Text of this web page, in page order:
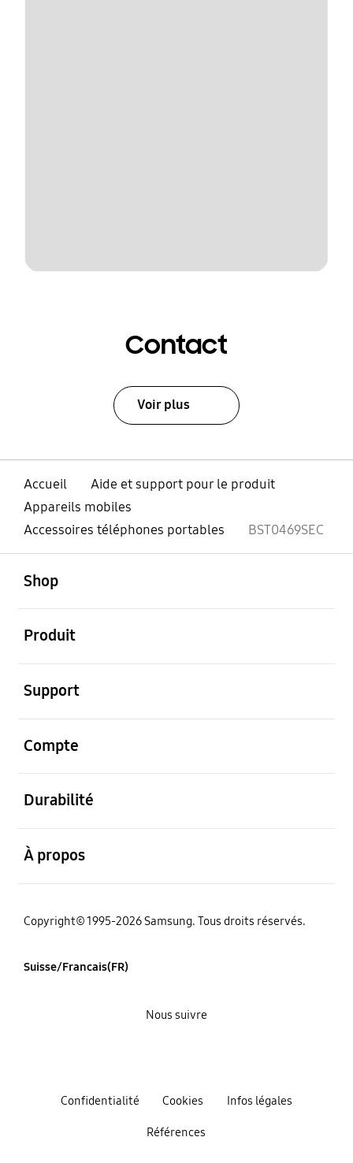
Contact
Voir plus
Accueil
Aide et support pour le produit
Appareils mobiles
Accessoires téléphones portables
BST0469SEC
Shop
Produit
Support
Compte
Durabilité
À propos
Copyright© 1995-2026 Samsung. Tous droits réservés.
Suisse/Francais(FR)
Confidentialité Cookies Infos légales
Références
Nous suivre